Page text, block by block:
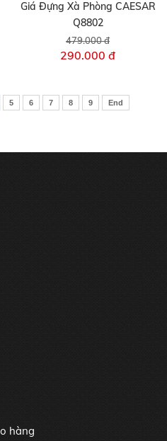
Giá Đựng Xà Phòng CAESAR
Q8802
479.000 đ
290.000 đ
5 6 7 8 9 End
hàng